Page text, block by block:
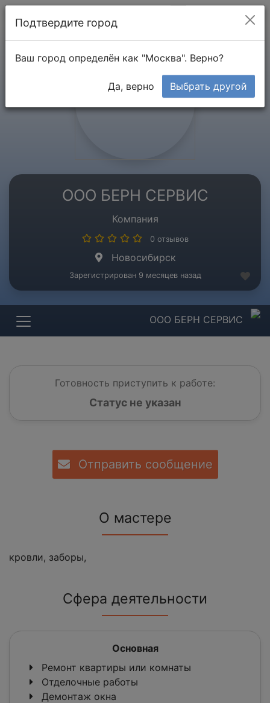
ООО БЕРН СЕРВИС
Компания
0 отзывов
Новосибирск
Зарегистрирован 9 месяцев назад
ООО БЕРН СЕРВИС
Готовность приступить к работе:
Статус не указан
Отправить сообщение
О мастере
кровли, заборы,
Сфера деятельности
Основная
Ремонт квартиры или комнаты
Отделочные работы
Демонтаж окна
Подтвердите город
Ваш город определён как "Москва". Верно?
Да, верно Выбрать другой